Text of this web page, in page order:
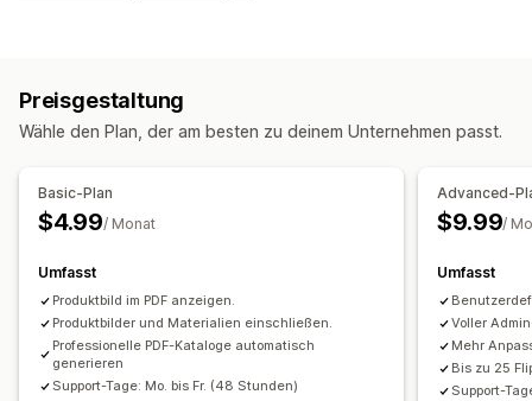
Preisgestaltung
Wähle den Plan, der am besten zu deinem Unternehmen passt.
Basic-Plan
$4.99/ Monat
Umfasst
Produktbild im PDF anzeigen.
Produktbilder und Materialien einschließen.
Professionelle PDF-Kataloge automatisch
generieren
Support-Tage: Mo. bis Fr. (48 Stunden)
Advanced-
$9.99/
Umfasst
Voller
Mehr
Bis zu 25
Support-